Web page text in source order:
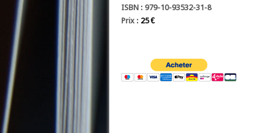
ISBN : 979-10-93532-31-8
Prix : 25 €